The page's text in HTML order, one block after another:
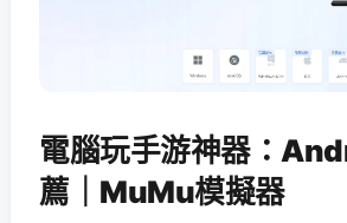
電腦玩手游神器：
薦｜MuMu模擬器